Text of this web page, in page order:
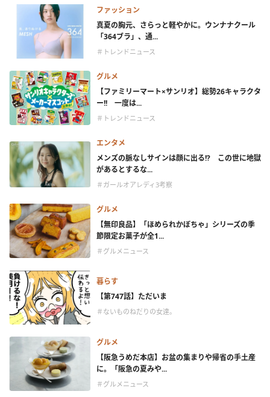
ファッション
真夏の胸元、さらっと軽やかに。ウンナナクール
「364ブラ」、通...
＃トレンドニュース
グルメ
【ファミリーマート×サンリオ】総勢26キャラクタ
ー!! 一度は...
＃トレンドニュース
エンタメ
メンズの脈なしサインは顔に出る!? この世に地獄
があるとするな...
＃ガールオアレディ3考察
グルメ
【無印良品】「ほめられかぼちゃ」シリーズの季
節限定お菓子が全1...
＃グルメニュース
暮らす
【第747話】ただいま
＃ないものねだりの女達。
グルメ
【阪急うめだ本店】お盆の集まりや帰省の手土産
に。「阪急の夏みや...
＃グルメニュース